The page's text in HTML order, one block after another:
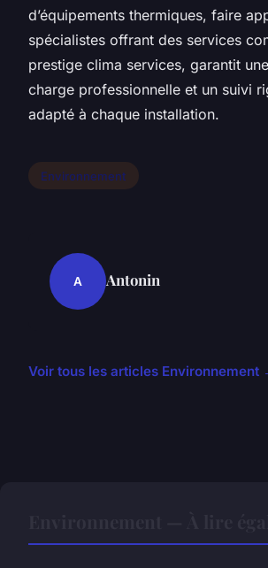
d’équipements thermiques, faire
spécialistes offrant des services
prestige clima services, garantit
charge professionnelle et un suivi
adapté à chaque installation.
Environnement
A Antonin
Voir tous les articles Environnement